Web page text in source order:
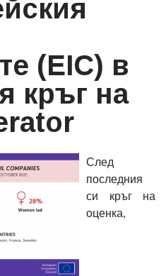
(EIC) в
кръг на
След
последния
си кръг на
оценка,